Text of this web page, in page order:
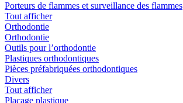
Porteurs de flammes et surveillance des flammes
Tout afficher
Orthodontie
Orthodontie
Outils pour l’orthodontie
Plastiques orthodontiques
Pièces préfabriquées orthodontiques
Divers
Tout afficher
Placage plastique